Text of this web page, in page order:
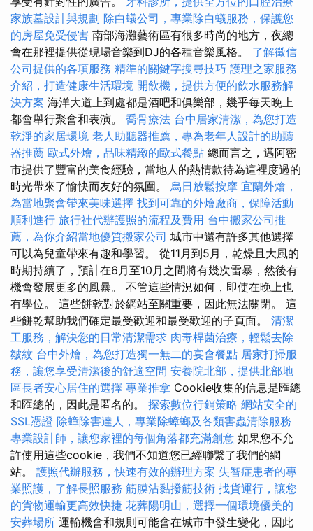
家族墓設計與規劃 除白蟻公司，專業除白蟻服務，保護您
的房屋免受侵害 南部海灘藝術區有很多時尚的地方，夜總
會在那裡提供從現場音樂到DJ的各種音樂風格。 了解徵信
公司提供的各項服務 精準的關鍵字搜尋技巧 護理之家服務
介紹，打造健康生活環境 開飲機，提供方便的飲水服務解
決方案 海洋大道上到處都是酒吧和俱樂部，幾乎每天晚上
都會舉行聚會和表演。 喬骨療法 台中居家清潔，為您打造
乾淨的家居環境 老人助聽器推薦，專為老年人設計的助聽
器推薦 歐式外燴，品味精緻的歐式餐點 總而言之，邁阿密
市提供了豐富的美食經驗，當地人的熱情款待為這裡度過的
時光帶來了愉快而友好的氛圍。 烏日放鬆按摩 宜蘭外燴，
為當地聚會帶來美味選擇 找到可靠的外燴廠商，保障活動
順利進行 旅行社代辦護照的流程及費用 台中搬家公司推
薦，為你介紹當地優質搬家公司 城市中還有許多其他選擇
可以為兒童帶來有趣和學習。 從11月到5月，乾燥且大風的
時期持續了，預計在6月至10月之間將有幾次雷暴，然後有
機會發展更多的風暴。 不管這些情況如何，即使在晚上也
有學位。 這些餅乾對於網站至關重要，因此無法關閉。 這
些餅乾幫助我們確定最受歡迎和最受歡迎的子頁面。 清潔
工服務，解決您的日常清潔需求 肉毒桿菌治療，輕鬆去除
皺紋 台中外燴，為您打造獨一無二的宴會餐點 居家打掃服
務，讓您享受清潔後的舒適空間 安養院北部，提供北部地
區長者安心居住的選擇 專業推拿 Cookie收集的信息是匯總
和匯總的，因此是匿名的。 探索數位行銷策略 網站安全的
SSL憑證 除蟑除害達人，專業除蟑螂及各類害蟲清除服務
專業設計師，讓您家裡的每個角落都充滿創意 如果您不允
許使用這些cookie，我們不知道您已經聯繫了我們的網
站。 護照代辦服務，快速有效的辦理方案 失智症患者的專
業照護，了解長照服務 筋膜沾黏撥筋技術 找貨運行，讓您
的貨物運輸更高效快捷 花葬陽明山，選擇一個環境優美的
安葬場所 運輸機會和規則可能會在城市中發生變化，因此